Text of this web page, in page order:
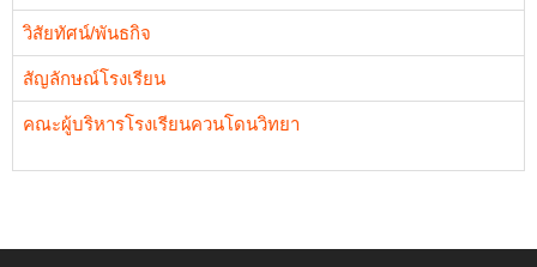
วิสัยทัศน์/พันธกิจ
สัญลักษณ์โรงเรียน
คณะผู้บริหารโรงเรียนควนโดนวิทยา